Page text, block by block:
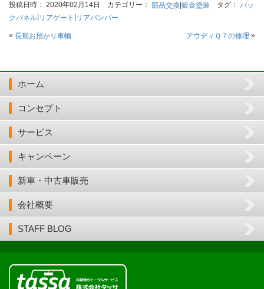
投稿日時： 2020年02月14日 カテゴリー： 部品交換 鈑金塗装 タグ： バッ
クパネル リアゲート リアバンパー
« 長期お預かり車輌 アウディＱ７の修理 »
ホーム
コンセプト
サービス
キャンペーン
新車・中古車販売
会社概要
STAFF BLOG